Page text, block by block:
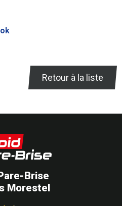
Retour à la liste
Brise
Morestel